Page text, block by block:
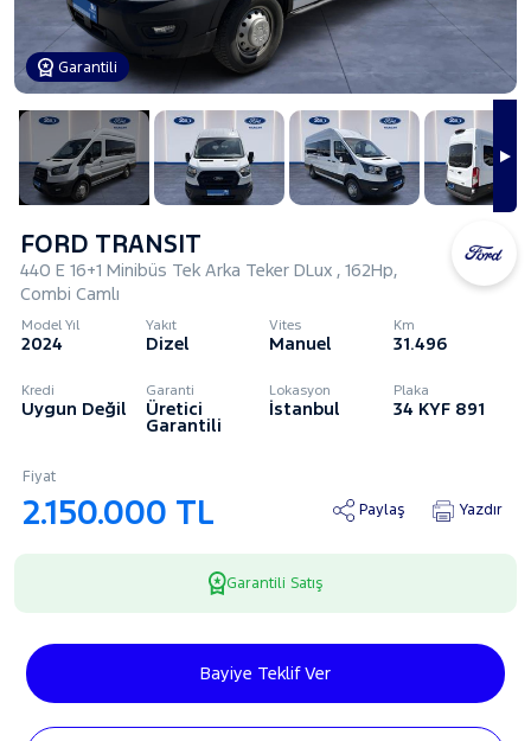
Garantili
FORD TRANSIT
440 E 16+1 Minibüs Tek Arka Teker DLux , 162Hp,
Combi Camlı
Model Yıl
2024
Yakıt
Dizel
Vites
Manuel
Km
31.496
Kredi
Uygun Değil
Garanti
Üretici
Garantili
Lokasyon
İstanbul
Plaka
34 KYF 891
Fiyat
2.150.000 TL Paylaş Yazdır
Garantili Satış
Bayiye Teklif Ver